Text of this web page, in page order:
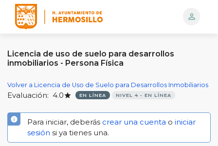
person_outline
Licencia de uso de suelo para desarrollos
inmobiliarios - Persona Física
Volver a Licencia de Uso de Suelo para Desarrollos Inmobiliarios
Evaluación: 4.0star EN LÍNEA NIVEL 4 - EN LÍNEA
info Para iniciar, deberás crear una cuenta o iniciar
sesión si ya tienes una.